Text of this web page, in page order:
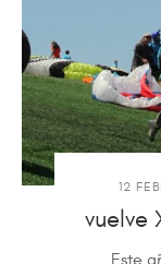
12
vuelve
Este